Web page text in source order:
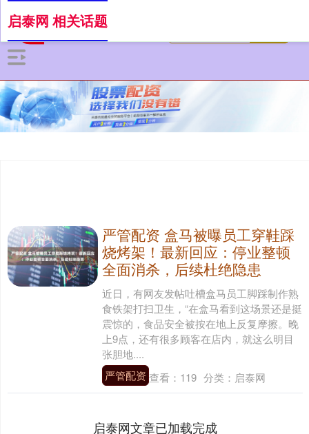
启泰网 相关话题
严管配资 盒马被曝员工穿鞋踩
烧烤架！最新回应：停业整顿
全面消杀，后续杜绝隐患
近日，有网友发帖吐槽盒马员工脚踩制作熟
食铁架打扫卫生，“在盒马看到这场景还是挺
震惊的，食品安全被按在地上反复摩擦。晚
上9点，还有很多顾客在店内，就这么明目
张胆地....
严管配资 查看： 119 分类： 启泰网
启泰网文章已加载完成